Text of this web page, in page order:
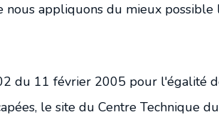
nous appliquons du mieux
du 11 février 2005 pour l'égalité
le site du Centre Technique